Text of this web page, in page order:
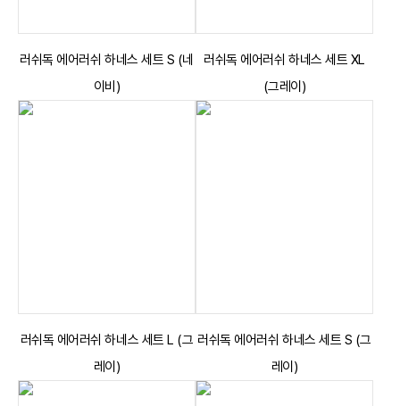
러쉬독 에어러쉬 하네스 세트 S (네
이비)
러쉬독 에어러쉬 하네스 세트 XL
(그레이)
러쉬독 에어러쉬 하네스 세트 L (그
레이)
러쉬독 에어러쉬 하네스 세트 S (그
레이)